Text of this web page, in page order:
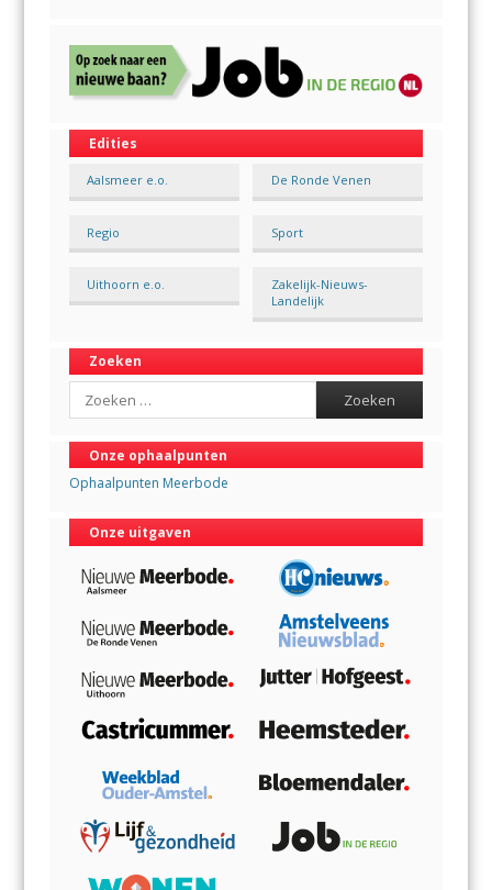
Edities
Aalsmeer e.o. De Ronde Venen
Regio Sport
Uithoorn e.o.
Zakelijk-Nieuws-
Landelijk
Zoeken
Search
Onze ophaalpunten
Ophaalpunten Meerbode
Onze uitgaven